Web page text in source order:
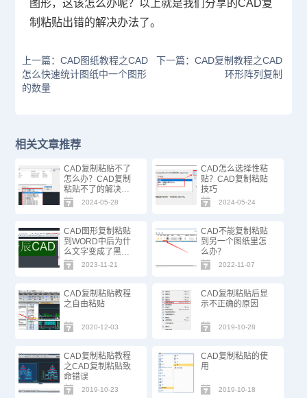
图形，这该怎么办呢？以上就是我们分享的CAD复
制粘贴出错的解决办法了。
上一篇：CAD图纸教程之CAD
怎么快速统计图纸中一个图形
的数量
下一篇：CAD复制教程之CAD
环形阵列复制
相关文章推荐
CAD复制粘贴不了
怎么办？CAD复制
粘贴不了的解决办
法
2024-05-28
CAD怎么选择性粘
贴？CAD复制粘贴
技巧
2024-05-24
CAD图形复制粘贴
到WORD中后为什
么文字变成了黑
块？
2023-11-21
CAD不能复制粘贴
到另一个图纸里怎
么办？
2022-11-07
CAD复制粘贴教程
之自由粘贴
2020-12-03
CAD复制粘贴后显
示不正确的原因
2019-10-28
CAD复制粘贴教程
之CAD复制粘贴致
命错误
2019-10-23
CAD复制粘贴的使
用
2019-10-18